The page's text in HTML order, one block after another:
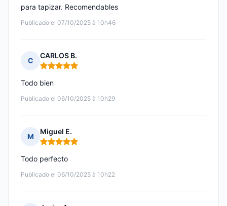
Publicado el 07/10/2025 à 10h46
para tapizar. Recomendables
C
CARLOS B.
Nota: 5 de 5
Publicado el 06/10/2025 à 10h29
Todo bien
M
Miguel E.
Nota: 5 de 5
Publicado el 06/10/2025 à 10h22
Todo perfecto